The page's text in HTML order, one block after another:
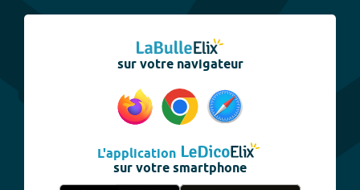
sur votre navigateur
L'application
sur votre smartphone